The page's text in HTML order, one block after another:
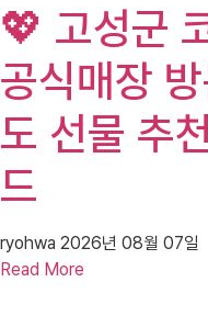
💖 고성군
공식매장
도 선물 추
드
ryohwa 2026년 08월 07일
Read More